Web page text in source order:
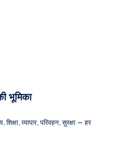
भूमिका
व्यापार, परिवहन, सुरक्षा — हर